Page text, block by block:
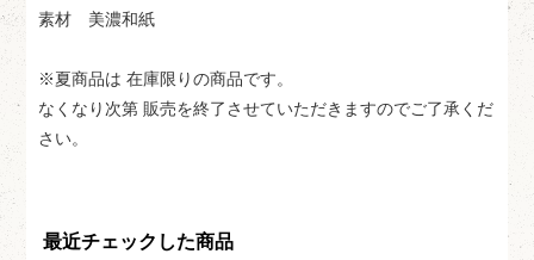
素材 美濃和紙
※夏商品は 在庫限りの商品です。
なくなり次第 販売を終了させていただきますのでご了承くだ
さい。
最近チェックした商品